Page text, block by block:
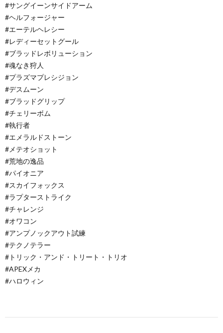
#サングイーンサイドアーム
#ヘルフォージャー
#エーテルヘレシー
#レディーセットグール
#ブラッドレボリューション
#魂なき狩人
#プラズマプレシジョン
#デスムーン
#ブラッドグリップ
#チェリーボム
#執行者
#エメラルドストーン
#メテオショット
#荒地の逸品
#パイオニア
#スカイフォックス
#ラプターストライク
#チャレンジ
#オワコン
#アンプノックアウト試練
#テクノテラー
#トリック・アンド・トリート・トリオ
#APEXメカ
#ハロウィン